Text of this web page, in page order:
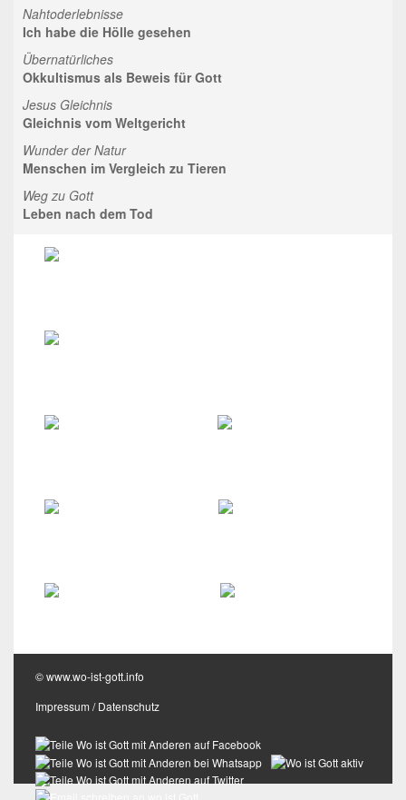
Nahtoderlebnisse
Ich habe die Hölle gesehen
Übernatürliches
Okkultismus als Beweis für Gott
Jesus Gleichnis
Gleichnis vom Weltgericht
Wunder der Natur
Menschen im Vergleich zu Tieren
Weg zu Gott
Leben nach dem Tod
© www.wo-ist-gott.info
Impressum /Datenschutz